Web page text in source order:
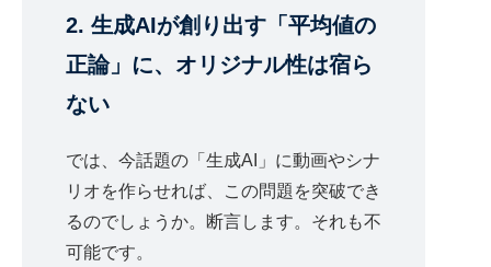
2. 生成AIが創り出す「平均値の
正論」に、オリジナル性は宿ら
ない
では、今話題の「生成AI」に動画やシナ
リオを作らせれば、この問題を突破でき
るのでしょうか。断言します。それも不
可能です。